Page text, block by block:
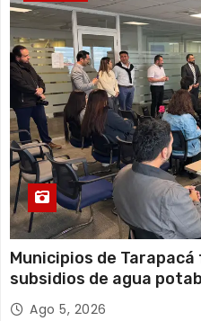
Municipios de
subsidios de agua
organizada por Aguas
Ago 5, 2026